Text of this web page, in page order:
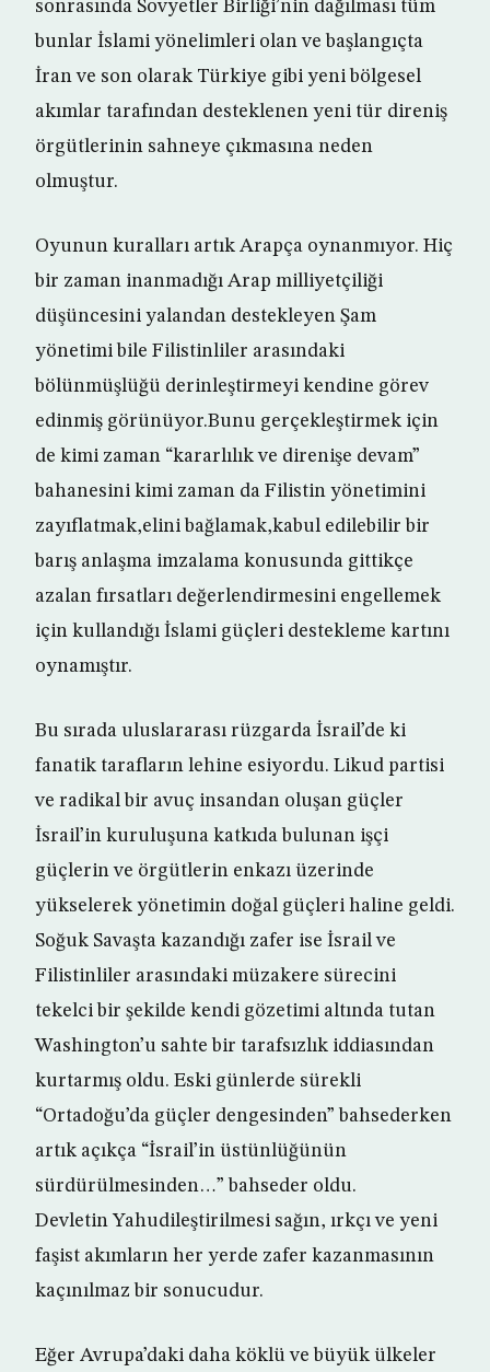
sonrasında Sovyetler Birliği’nin dağılması tüm
bunlar İslami yönelimleri olan ve başlangıçta
İran ve son olarak Türkiye gibi yeni bölgesel
akımlar tarafından desteklenen yeni tür direniş
örgütlerinin sahneye çıkmasına neden
olmuştur.
Oyunun kuralları artık Arapça oynanmıyor. Hiç
bir zaman inanmadığı Arap milliyetçiliği
düşüncesini yalandan destekleyen Şam
yönetimi bile Filistinliler arasındaki
bölünmüşlüğü derinleştirmeyi kendine görev
edinmiş görünüyor.Bunu gerçekleştirmek için
de kimi zaman “kararlılık ve direnişe devam”
bahanesini kimi zaman da Filistin yönetimini
zayıflatmak,elini bağlamak,kabul edilebilir bir
barış anlaşma imzalama konusunda gittikçe
azalan fırsatları değerlendirmesini engellemek
için kullandığı İslami güçleri destekleme kartını
oynamıştır.
Bu sırada uluslararası rüzgarda İsrail’de ki
fanatik tarafların lehine esiyordu. Likud partisi
ve radikal bir avuç insandan oluşan güçler
İsrail’in kuruluşuna katkıda bulunan işçi
güçlerin ve örgütlerin enkazı üzerinde
yükselerek yönetimin doğal güçleri haline geldi.
Soğuk Savaşta kazandığı zafer ise İsrail ve
Filistinliler arasındaki müzakere sürecini
tekelci bir şekilde kendi gözetimi altında tutan
Washington’u sahte bir tarafsızlık iddiasından
kurtarmış oldu. Eski günlerde sürekli
“Ortadoğu’da güçler dengesinden” bahsederken
artık açıkça “İsrail’in üstünlüğünün
sürdürülmesinden…” bahseder oldu.
Devletin Yahudileştirilmesi sağın, ırkçı ve yeni
faşist akımların her yerde zafer kazanmasının
kaçınılmaz bir sonucudur.
Eğer Avrupa’daki daha köklü ve büyük ülkeler